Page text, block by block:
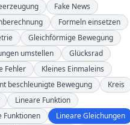
Fake News
Formeln einsetzen
Gleichförmige Bewegung
umstellen
Glücksrad
Fehler
Kleines Einmaleins
beschleunigte Bewegung
Kreis
Lineare Funktion
Funktionen
Lineare Gleichungen